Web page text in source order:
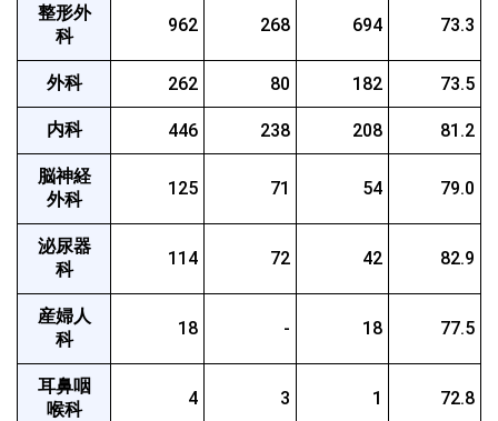
整形外
科
962 268 694 73.3
外科 262 80 182 73.5
内科 446 238 208 81.2
脳神経
外科
125 71 54 79.0
泌尿器
科
114 72 42 82.9
産婦人
科
18 - 18 77.5
耳鼻咽
喉科
4 3 1 72.8